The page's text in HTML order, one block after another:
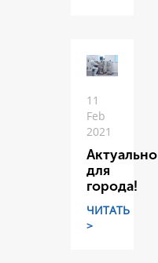
11
Feb
2021
Актуально
для
города!
ЧИТАТЬ
>